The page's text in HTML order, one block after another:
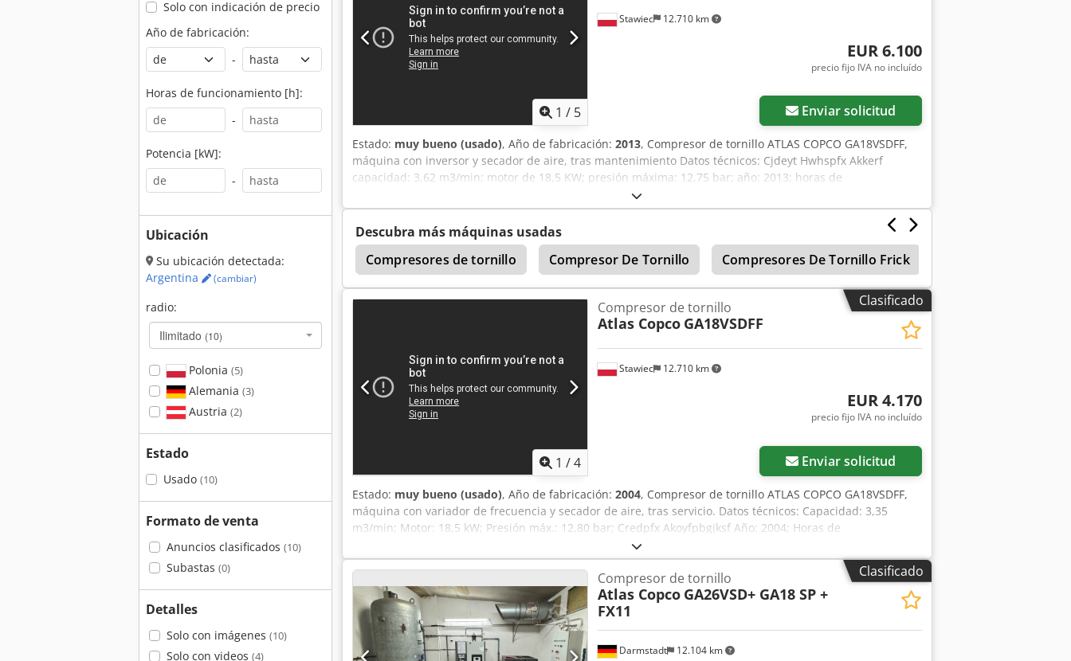
Solo con indicación de precio
Año de fabricación:
-
Horas de funcionamiento [h]:
-
Potencia [kW]:
-
Ubicación
Su ubicación detectada:
Argentina
(cambiar)
radio:
Ilimitado (10)
Polonia (5)
Alemania (3)
Austria (2)
Estado
Usado (10)
Formato de venta
Anuncios clasificados (10)
Subastas (0)
Detalles
Solo con imágenes (10)
Solo con videos (4)
1 / 5
Stawiec 12.710 km
EUR 6.100
precio fijo IVA no incluído
Enviar solicitud
Estado: muy bueno (usado), Año de fabricación: 2013, Compresor de tornillo ATLAS COPCO GA18VSDFF,
máquina con inversor y secador de aire, tras mantenimiento Datos técnicos: Cjdeyt Hwhspfx Akkerf
capacidad: 3,62 m3/min; motor de 18,5 KW; presión máxima: 12,75 bar; año: 2013; horas de
funcionamiento: 8369 h 25900 neto 31857 bruto Compresor totalmente operativo, listo para trabajar, con
garantía Servicio postventa disponible. Enlace al vídeo a continuación.
Descubra más máquinas usadas
Compresores de tornillo
Compresor De Tornillo Compresores De Tornillo Frick
Cortacésped Rotativo Rotativa
Clasificado
1 /4
Stawiec 12.710 km
Compresor de tornillo
Atlas Copco GA18VSDFF
EUR 4.170
precio fijo IVA no incluído
Enviar solicitud
Estado: muy bueno (usado), Año de fabricación: 2004, Compresor de tornillo ATLAS COPCO GA18VSDFF,
máquina con variador de frecuencia y secador de aire, tras servicio. Datos técnicos: Capacidad: 3,35
m3/min; Motor: 18,5 kW; Presión máx.: 12,80 bar; Credpfx Akoyfpbgjksf Año: 2004; Horas de
funcionamiento: 12.831 h; Precio: 17.500 neto / 21.525 bruto El compresor está completamente operativo,
listo para trabajar, con garantía. Ofrecemos servicio técnico. Enlace al vídeo a continuación.
Clasificado
Darmstadt 12.104 km
Compresor de tornillo
Atlas Copco GA26VSD+ GA18 SP +
FX11